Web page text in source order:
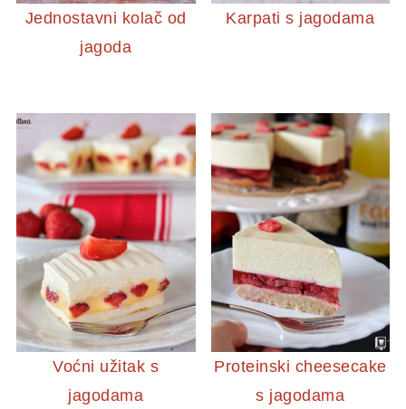
Jednostavni kolač od
jagoda
Karpati s jagodama
Voćni užitak s
jagodama
Proteinski cheesecake
s jagodama